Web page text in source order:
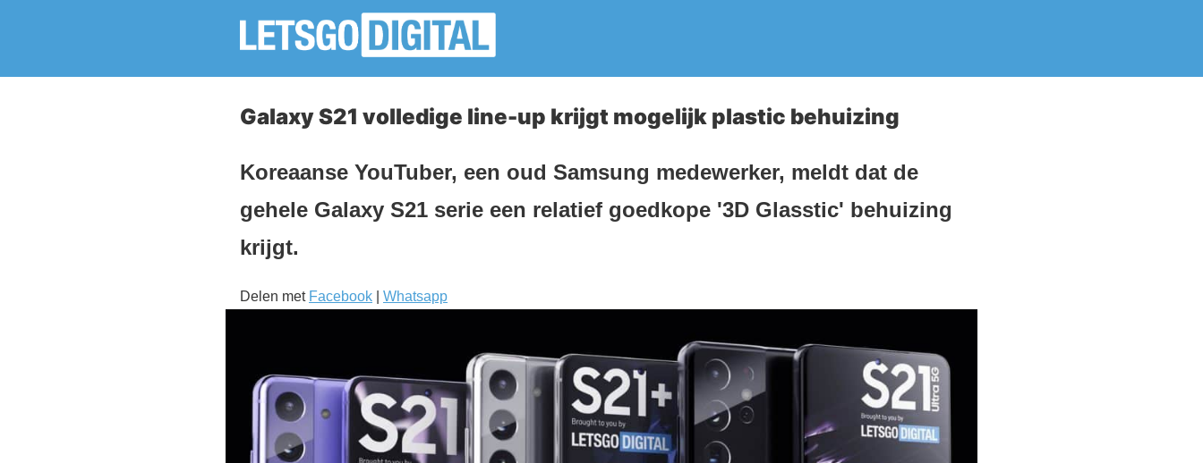
Galaxy S21 volledige line-up krijgt mogelijk plastic behuizing
Koreaanse YouTuber, een oud Samsung medewerker, meldt dat de
gehele Galaxy S21 serie een relatief goedkope '3D Glasstic' behuizing
krijgt.
Delen met Facebook Whatsapp